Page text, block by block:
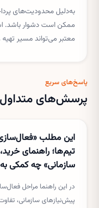
به‌دلیل محدودیت‌های
ممکن است دشوار باشد.
معتبر می‌تواند مسیر تهیه
پاسخ‌های سریع
پرسش‌های متداول
تیم‌ها؛ راهنمای
سازمانی» چه کمکی